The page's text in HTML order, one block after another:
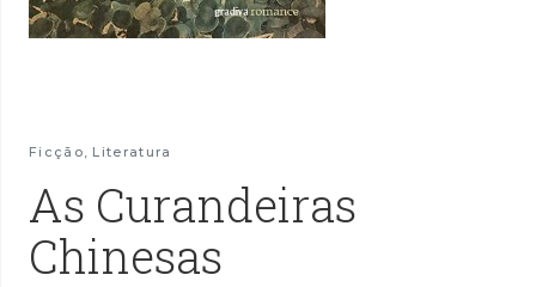
Ficção, Literatura
As Curandeiras
Chinesas